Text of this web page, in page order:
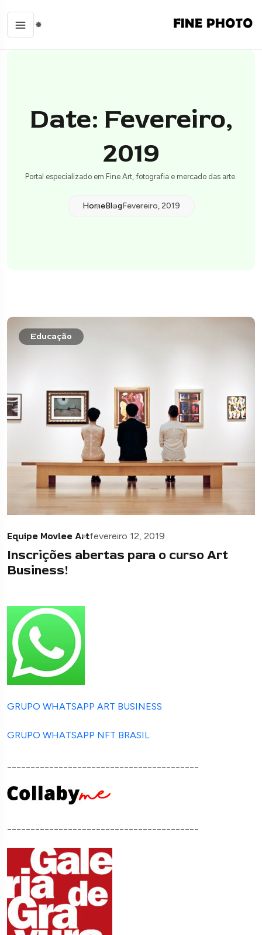
Date: Fevereiro,
2019
Portal especializado em Fine Art, fotografia e mercado das arte.
HomeBlogFevereiro, 2019
Educação
Equipe Movlee Artfevereiro 12, 2019
Inscrições abertas para o curso Art
Business!
GRUPO WHATSAPP ART BUSINESS
GRUPO WHATSAPP NFT BRASIL